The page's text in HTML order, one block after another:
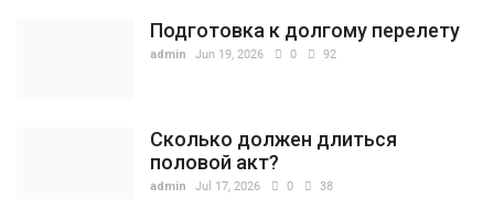
Подготовка к долгому перелету
admin Jun 19, 2026 0 92
Сколько должен длиться
половой акт?
admin Jul 17, 2026 0 38